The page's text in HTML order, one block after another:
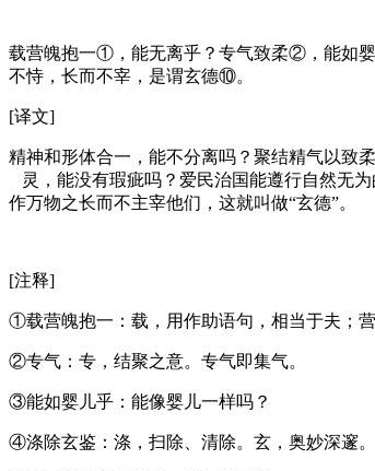
载营魄抱一①，能无离乎？专气致柔②，能如
不恃，长而不宰，是谓玄德⑩。
[译文]
精神和形体合一，能不分离吗？聚结精气以致
灵，能没有瑕疵吗？爱民治国能遵行自然无
作万物之长而不主宰他们，这就叫做“玄德”。
[注释]
①载营魄抱一：载，用作助语句，相当于夫；
②专气：专，结聚之意。专气即集气。
③能如婴儿乎：能像婴儿一样吗？
④涤除玄鉴：涤，扫除、清除。玄，奥妙深邃